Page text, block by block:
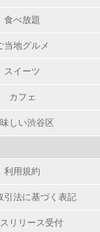
食べ放題
当地グルメ
スイーツ
カフェ
しい渋谷区
利用規約
引法に基づく表記
リリース受付